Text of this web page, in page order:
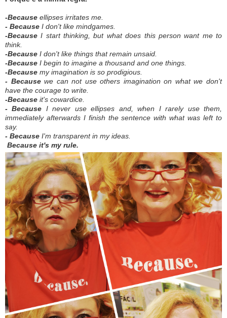
-Because ellipses irritates me.
- Because I don't like mindgames.
-BecauseI start thinking, but what does this person want me to
think.
-Because I don't like things that remain unsaid.
-Because I begin to imagine a thousand and one things.
-Because my imagination is so prodigious.
- Becausewe can not use others imagination on what we don't
have the courage to write.
-Because it's cowardice.
- Because I never use ellipses and, when I rarely use them,
immediately afterwards I finish the sentence with what was left to
say.
- Because I'm transparent in my ideas.
Because it's my rule.